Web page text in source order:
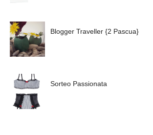
Blogger Traveller {2 Pascua}
Sorteo Passionata